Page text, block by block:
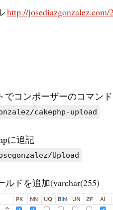
http://
でコンポーザーのコマン
cakephp-upload
に追記
Upload
ルドを追加(varchar(255)